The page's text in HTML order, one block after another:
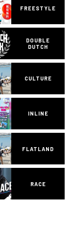
FREESTYLE
DOUBLE
DUTCH
CULTURE
INLINE
FLATLAND
RACE